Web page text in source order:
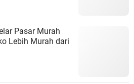
Pasar Murah
Lebih Murah dari